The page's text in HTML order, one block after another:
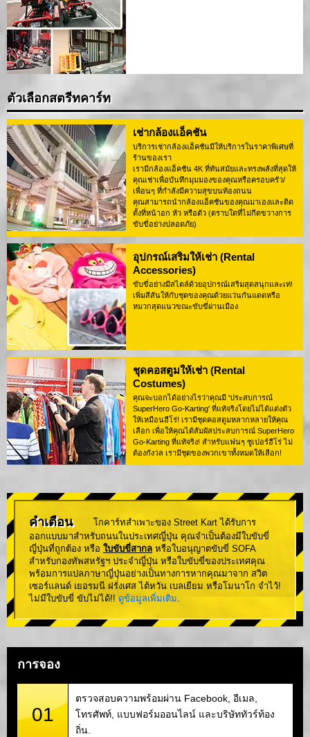
ตัวเลือกสตรีทคาร์ท
เช่ากล้องแอ็คชัน
บริการเช่ากล้องแอ็คชันมีให้บริการในราคาพิเศษที่
ร้านของเรา
เรามีกล้องแอ็คชัน 4K ที่ทันสมัยและทรงพลังที่สุดให้
คุณเช่าเพื่อบันทึกมุมมองของคุณหรือครอบครัว/
เพื่อนๆ ที่กำลังมีความสุขบนท้องถนน
คุณสามารถนำกล้องแอ็คชันของคุณมาเองและติด
ตั้งที่หน้าอก หัว หรือตัว (ตราบใดที่ไม่กีดขวางการ
ขับขี่อย่างปลอดภัย)
อุปกรณ์เสริมให้เช่า (Rental
Accessories)
ขับขี่อย่างมีสไตล์ด้วยอุปกรณ์เสริมสุดสนุกและเท่!
เพิ่มสีสันให้กับชุดของคุณด้วยแว่นกันแดดหรือ
หมวกสุดแนวขณะขับขี่ผ่านเมือง
ชุดคอสตูมให้เช่า (Rental
Costumes)
คุณจะบอกได้อย่างไรว่าคุณมี 'ประสบการณ์
SuperHero Go-Karting' ที่แท้จริงโดยไม่ได้แต่งตัว
ให้เหมือนฮีโร่! เรามีชุดคอสตูมหลากหลายให้คุณ
เลือก เพื่อให้คุณได้สัมผัสประสบการณ์ SuperHero
Go-Karting ที่แท้จริง! สำหรับแฟนๆ ซูเปอร์ฮีโร่ ไม่
ต้องกังวล เรามีชุดของพวกเขาทั้งหมดให้เลือก!
คำเตือน
โกคาร์ทสำเพาะของ Street Kart ได้รับการ
ออกแบบมาสำหรับถนนในประเทศญี่ปุ่น คุณจำเป็นต้องมีใบขับขี่
ญี่ปุ่นที่ถูกต้อง หรือ ใบขับขี่สากล หรือใบอนุญาตขับขี่ SOFA
สำหรับกองทัพสหรัฐฯ ประจำญี่ปุ่น หรือใบขับขี่ของประเทศคุณ
พร้อมการแปลภาษาญี่ปุ่นอย่างเป็นทางการหากคุณมาจาก สวิต
เซอร์แลนด์ เยอรมนี ฝรั่งเศส ไต้หวัน เบลเยียม หรือโมนาโก จำไว้!
ไม่มีใบขับขี่ ขับไม่ได้!! ดูข้อมูลเพิ่มเติม.
การจอง
01
ตรวจสอบความพร้อมผ่าน Facebook, อีเมล,
โทรศัพท์, แบบฟอร์มออนไลน์ และบริษัททัวร์ท้อง
ถิ่น.